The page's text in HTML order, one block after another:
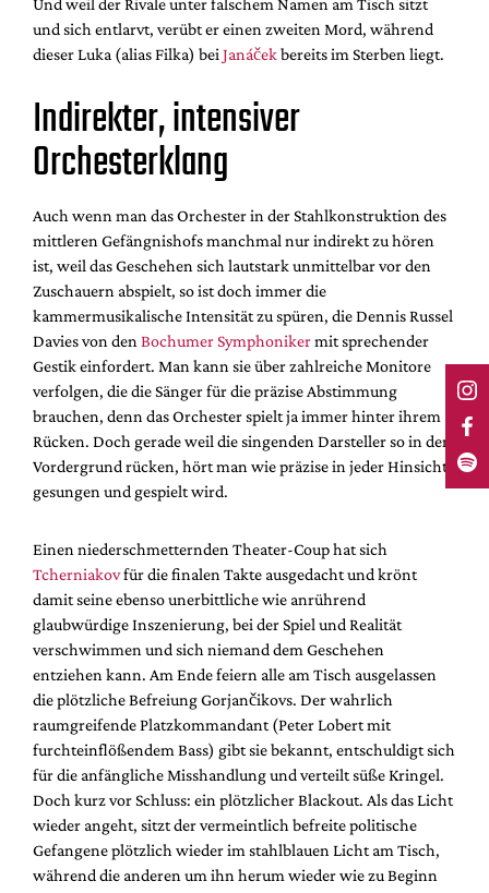
und sich entlarvt, verübt er einen zweiten Mord, während
dieser Luka (alias Filka) bei Janáčekbereits im Sterben liegt.
Indirekter, intensiver
Orchesterklang
Auch wenn man das Orchester in der Stahlkonstruktion des
mittleren Gefängnishofs manchmal nur indirekt zu hören
ist, weil das Geschehen sich lautstark unmittelbar vor den
Zuschauern abspielt, so ist doch immer die
kammermusikalische Intensität zu spüren, die Dennis Russel
Davies von den Bochumer Symphonikermit sprechender
Gestik einfordert. Man kann sie über zahlreiche Monitore
verfolgen, die die Sänger für die präzise Abstimmung
brauchen, denn das Orchester spielt ja immer hinter ihrem
Rücken. Doch gerade weil die singenden Darsteller so in den
Vordergrund rücken, hört man wie präzise in jeder Hinsicht
gesungen und gespielt wird.
Einen niederschmetternden Theater-Coup hat sich
Tcherniakovfür die finalen Takte ausgedacht und krönt
damit seine ebenso unerbittliche wie anrührend
glaubwürdige Inszenierung, bei der Spiel und Realität
verschwimmen und sich niemand dem Geschehen
entziehen kann. Am Ende feiern alle am Tisch ausgelassen
die plötzliche Befreiung Gorjančikovs. Der wahrlich
raumgreifende Platzkommandant (Peter Lobert mit
furchteinflößendem Bass) gibt sie bekannt, entschuldigt sich
für die anfängliche Misshandlung und verteilt süße Kringel.
Doch kurz vor Schluss: ein plötzlicher Blackout. Als das Licht
wieder angeht, sitzt der vermeintlich befreite politische
Gefangene plötzlich wieder im stahlblauen Licht am Tisch,
während die anderen um ihn herum wieder wie zu Beginn